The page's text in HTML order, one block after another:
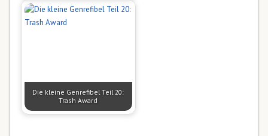
Die kleine Genrefibel Teil 20:
Trash Award